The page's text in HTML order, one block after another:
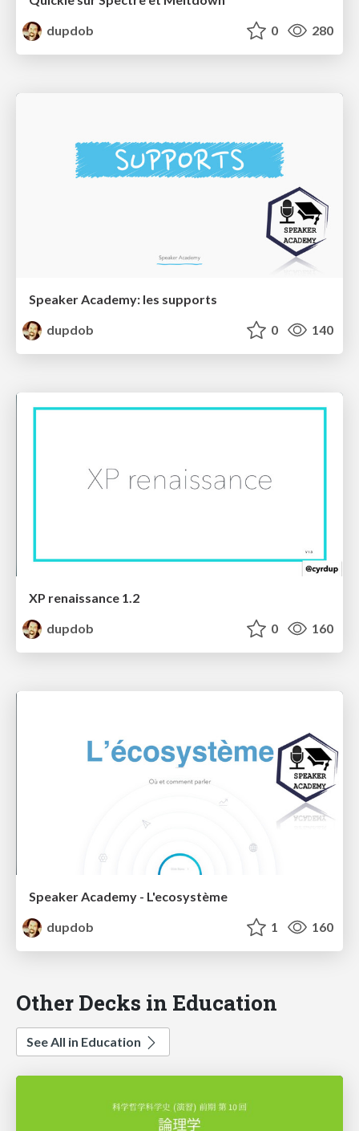
dupdob
0 280
Speaker Academy: les supports
dupdob
0 140
XP renaissance 1.2
dupdob
0 160
Speaker Academy - L'ecosystème
dupdob
1 160
Other Decks in Education
See All in Education